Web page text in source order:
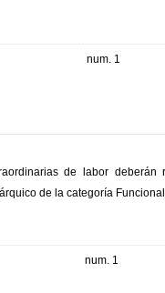
num. 1
de labor
de la categoría
num. 1